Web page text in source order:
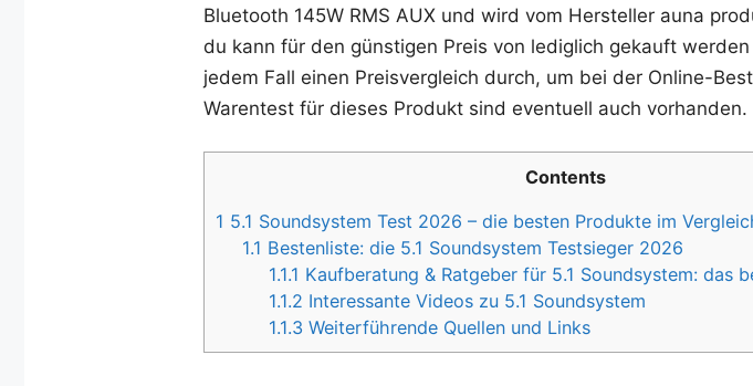
Bluetooth 145W RMS AUX und wird vom Hersteller auna
du kann für den günstigen Preis von lediglich gekauft
jedem Fall einen Preisvergleich durch, um bei der Online-
Warentest für dieses Produkt sind eventuell auch
Contents
1 5.1 Soundsystem Test 2026 – die besten Produkte im
1.1 Bestenliste: die 5.1 Soundsystem Testsieger 2026
1.1.1 Kaufberatung & Ratgeber für 5.1 Soundsystem: das
1.1.2 Interessante Videos zu 5.1 Soundsystem
1.1.3 Weiterführende Quellen und Links